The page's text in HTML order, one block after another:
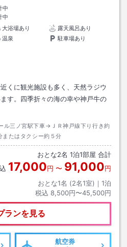
中
中
大浴場あり
露天風呂あり
温泉
駐車場あり
くに観光施設も多く、天然ラジウ
す。四季折々の海の幸や神戸牛の
ル三ノ宮駅下車→ＪＲ神戸線下り行き約
たはタクシー約５分
おとな2名 1泊1部屋 合計
17,000円 〜 91,000円
おとな1名 (2名1室)｜ 1泊
税込 8,500円〜45,500円
ランを見る
航空券